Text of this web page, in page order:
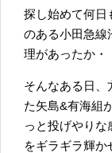
探し始めて何
のある小田急
理があったか・
そんなある日、
た矢島&有海組
っと投げやり
をギラギラ輝か